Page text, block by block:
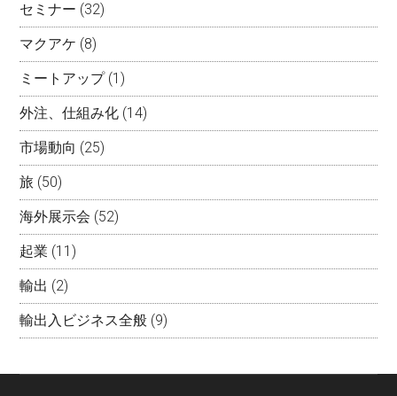
セミナー (32)
マクアケ (8)
ミートアップ(1)
外注、仕組み化 (14)
市場動向 (25)
旅 (50)
海外展示会 (52)
起業 (11)
輸出 (2)
輸出入ビジネス全般 (9)